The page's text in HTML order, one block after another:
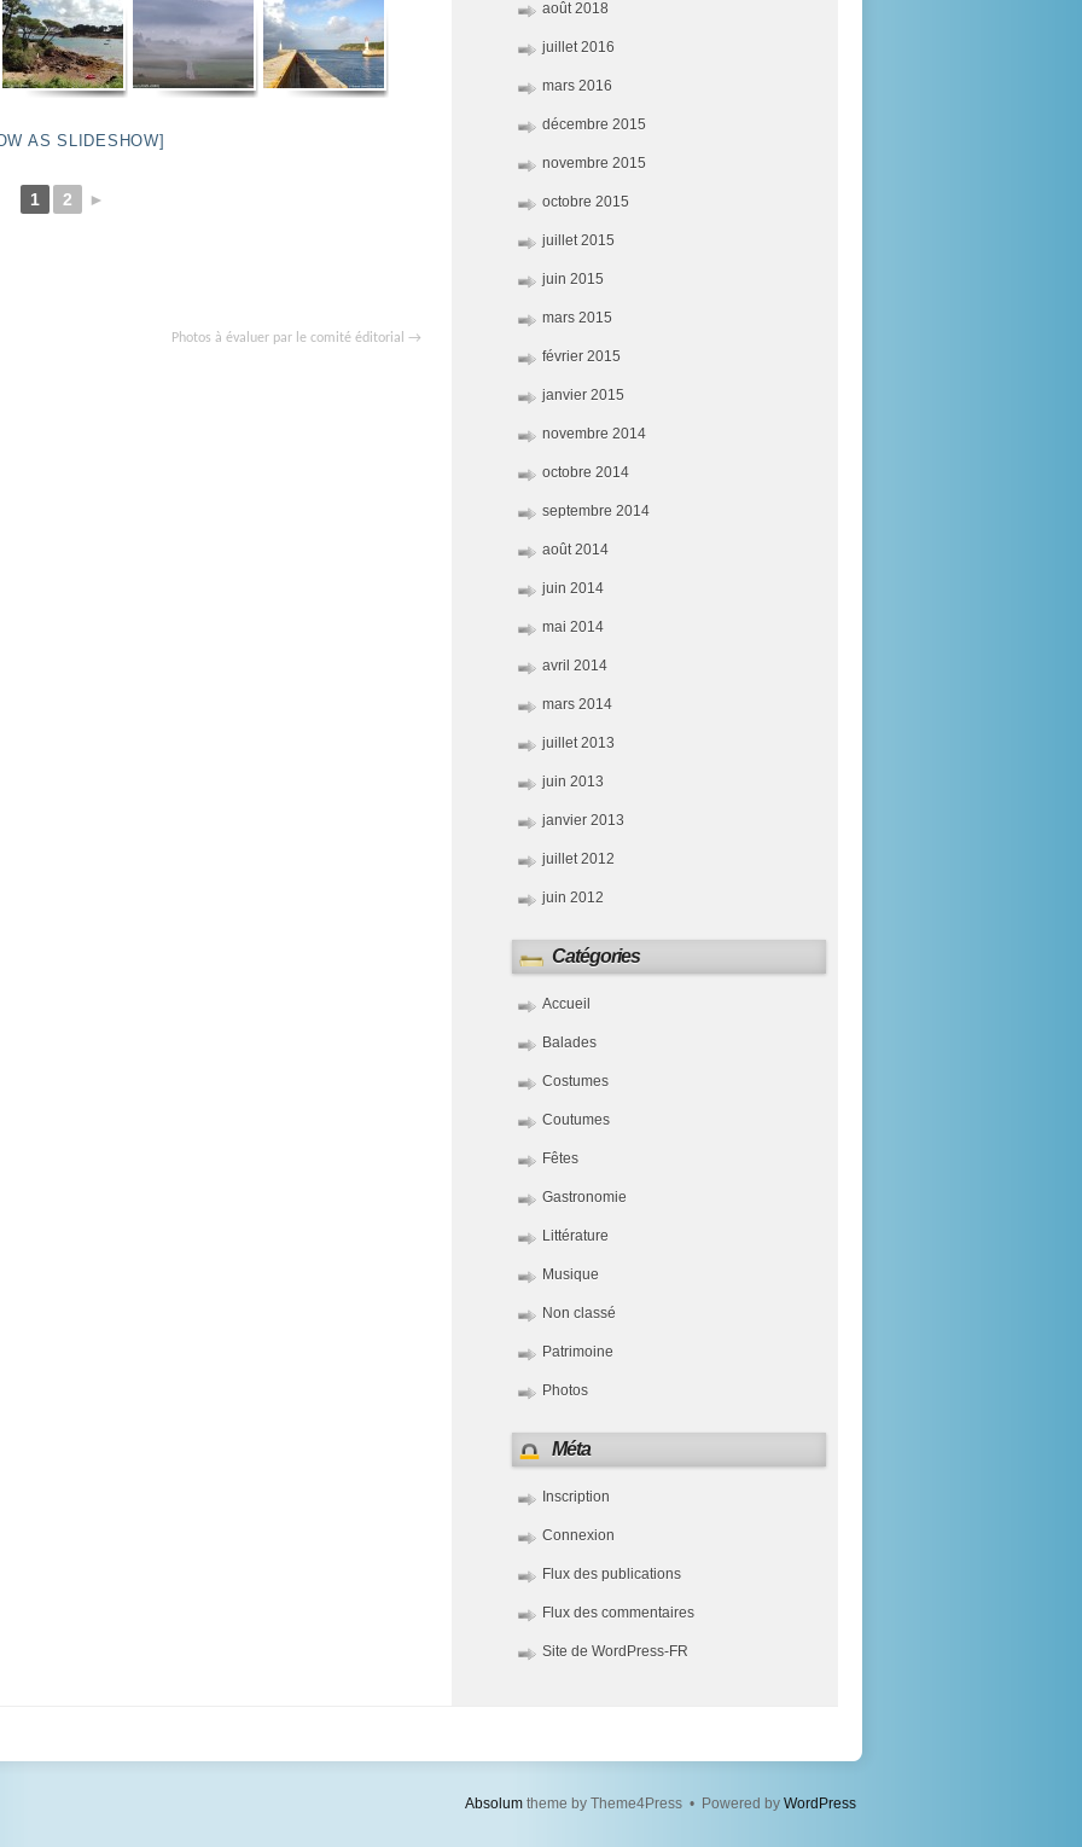
AS SLIDESHOW]
1 2 ►
Photos à évaluer par le comité éditorial →
août 2018
juillet 2016
mars 2016
décembre 2015
novembre 2015
octobre 2015
juillet 2015
juin 2015
mars 2015
février 2015
janvier 2015
novembre 2014
octobre 2014
septembre 2014
août 2014
juin 2014
mai 2014
avril 2014
mars 2014
juillet 2013
juin 2013
janvier 2013
juillet 2012
juin 2012
Catégories
Accueil
Balades
Costumes
Coutumes
Fêtes
Gastronomie
Littérature
Musique
Non classé
Patrimoine
Photos
Méta
Inscription
Connexion
Flux des publications
Flux des commentaires
Site de WordPress-FR
Absolum theme by Theme4Press • Powered by WordPress